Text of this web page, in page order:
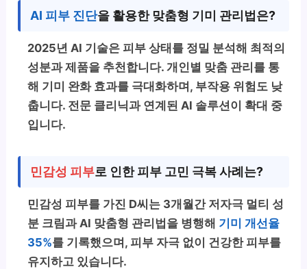
AI 피부 진단을 활용한 맞춤형 기미 관리법은?
2025년 AI 기술은 피부 상태를 정밀 분석해 최적의
성분과 제품을 추천합니다. 개인별 맞춤 관리를 통
해 기미 완화 효과를 극대화하며, 부작용 위험도 낮
춥니다. 전문 클리닉과 연계된 AI 솔루션이 확대 중
입니다.
민감성 피부로 인한 피부 고민 극복 사례는?
민감성 피부를 가진 D씨는 3개월간 저자극 멀티 성
분 크림과 AI 맞춤형 관리법을 병행해 기미 개선율
35%를 기록했으며, 피부 자극 없이 건강한 피부를
유지하고 있습니다.